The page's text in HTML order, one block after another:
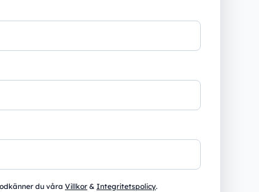
du våra Villkor & Integritetspolicy.